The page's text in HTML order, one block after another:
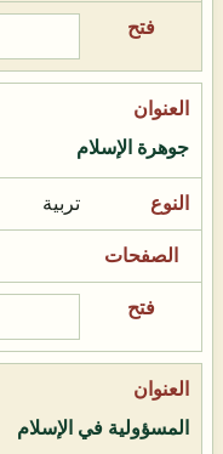
جوهرة الإسلام
تربية
المسؤولية في الإسلام